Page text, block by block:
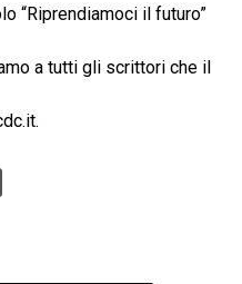
“Riprendiamoci il futuro”
a tutti gli scrittori che il